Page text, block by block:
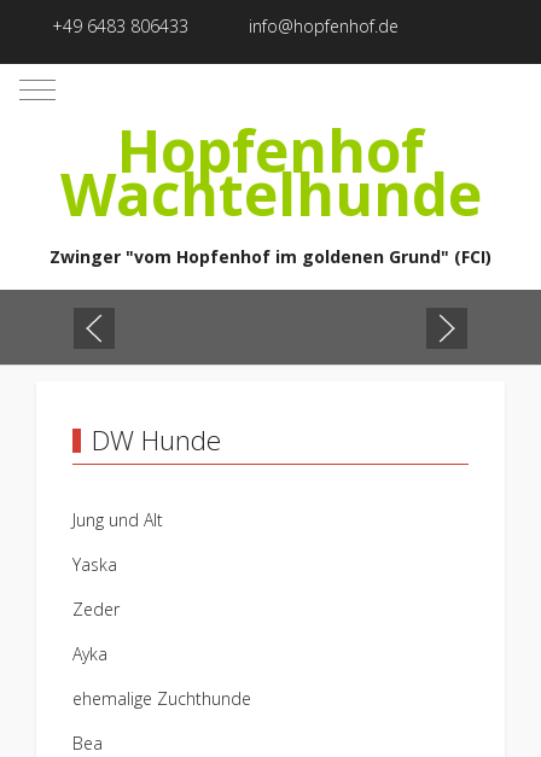
+49 6483 806433 info@hopfenhof.de
Mobile Menu Toggle
Hopfenhof
Wachtelhunde
Zwinger "vom Hopfenhof im goldenen Grund" (FCI)
DW Hunde
Jung und Alt
Yaska
Zeder
Ayka
ehemalige Zuchthunde
Bea